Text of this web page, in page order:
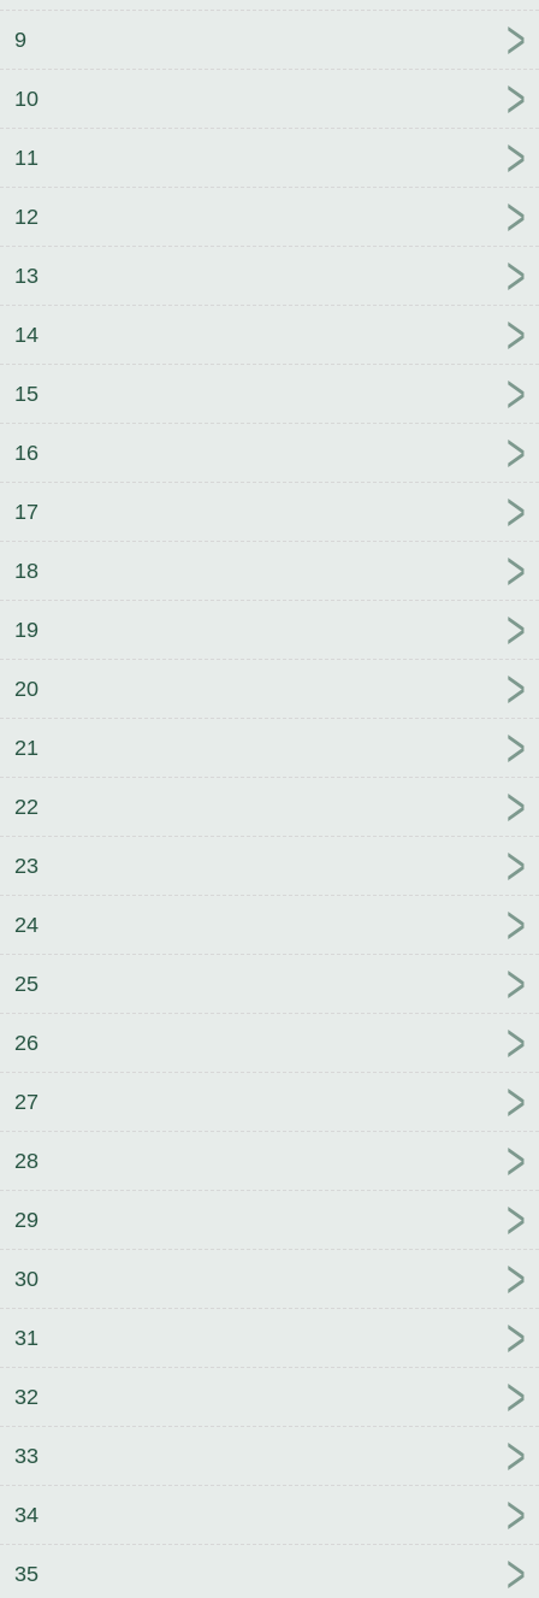
9
10
11
12
13
14
15
16
17
18
19
20
21
22
23
24
25
26
27
28
29
30
31
32
33
34
35